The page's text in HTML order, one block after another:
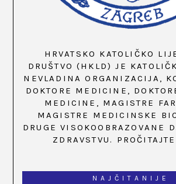
HRVATSKO KATOLIČKO
DRUŠTVO (HKLD) JE
NEVLADINA ORGANIZACIJA,
DOKTORE MEDICINE,
MEDICINE, MAGISTRE
MAGISTRE MEDICINSKE
DRUGE VISOKOOBRAZOVANE
ZDRAVSTVU.
NAJČITANIJE